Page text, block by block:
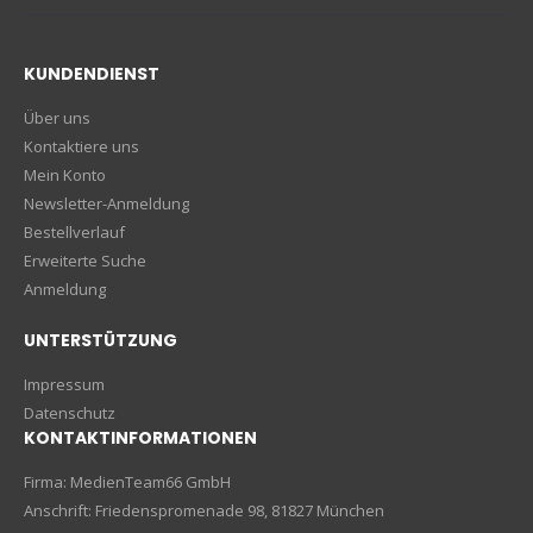
KUNDENDIENST
Über uns
Kontaktiere uns
Mein Konto
Newsletter-Anmeldung
Bestellverlauf
Erweiterte Suche
Anmeldung
UNTERSTÜTZUNG
Impressum
Datenschutz
KONTAKTINFORMATIONEN
Firma: MedienTeam66 GmbH
Anschrift: Friedenspromenade 98, 81827 München